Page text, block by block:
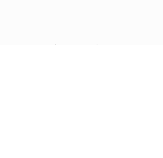
La nature enseigne